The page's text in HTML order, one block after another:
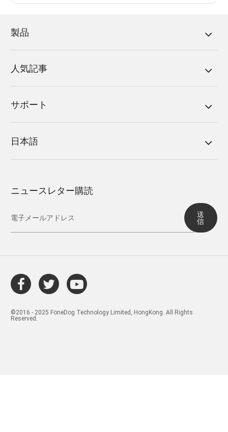
製品
人気記事
サポート
日本語
ニュースレター購読
送
信
©2016 - 2025 FoneDog Technology Limited, HongKong. All Rights
Reserved.